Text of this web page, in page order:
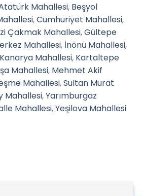
Mahallesi, Beşyol
,Cumhuriyet Mahallesi,
Çakmak Mahallesi,Gültepe
Mahallesi, İnönü Mahallesi,
Kanarya Mahallesi, Kartaltepe
Mahallesi, Mehmet Akif
Mahallesi,Sultan Murat
Mahallesi,Yarımburgaz
Mahallesi,Yeşilova Mahallesi